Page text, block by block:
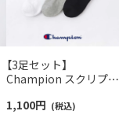
【3足セット】
Champion スクリプト
イル アーチサポート シ
1,100円 (税込)